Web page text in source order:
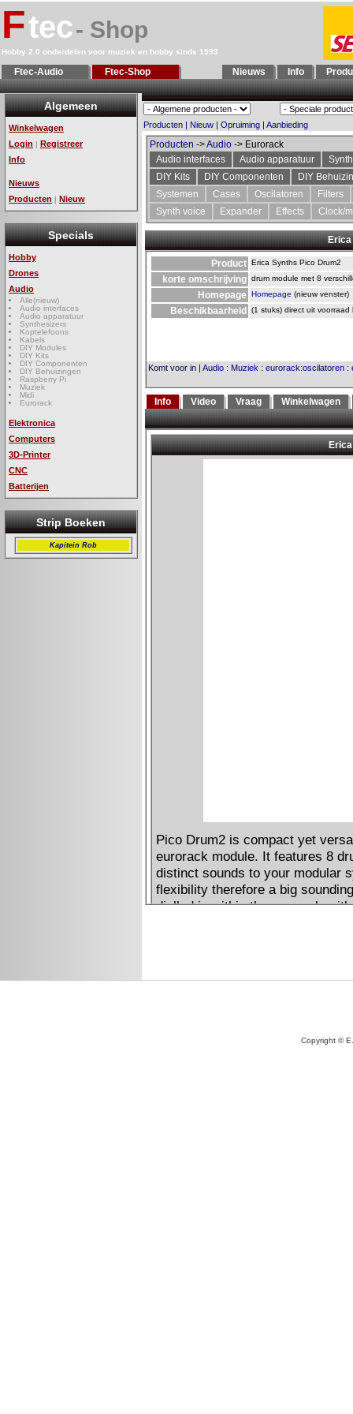
Ftec- Shop
Hobby 2.0 onderdelen voor muziek en hobby sinds 1993
Ftec-Audio Ftec-Shop Nieuws Info
Algemeen
Winkelwagen
Login | Registreer
Info
Nieuws
Producten | Nieuw
Specials
Hobby
Drones
Audio
Alle(nieuw)
Audio interfaces
Audio apparatuur
Synthesizers
Koptelefoons
Kabels
DIY Modules
DIY Kits
DIY Componenten
DIY Behuizingen
Raspberry Pi
Muziek
Midi
Eurorack
Elektronica
Computers
3D-Printer
CNC
Batterijen
Strip Boeken
Kapitein Rob
Producten | Nieuw | Opruiming | Aanbieding
Producten ->Audio -> Eurorack
Audio interfaces
Audio apparatuur
DIY Kits
DIY Componenten
DIY
Systemen
Cases Oscilatoren
Filters
Synth voice
Expander Effects Clock/
Erica
Product Erica Synths Pico Drum2
korte omschrijving drum module met 8
Homepage Homepage (nieuw venster)
Beschikbaarheid (1 stuks) direct uit voorraad
Komt voor in | Audio : Muziek : eurorack:oscilatoren :
Info Video Vraag Winkelwagen
Copyright ©